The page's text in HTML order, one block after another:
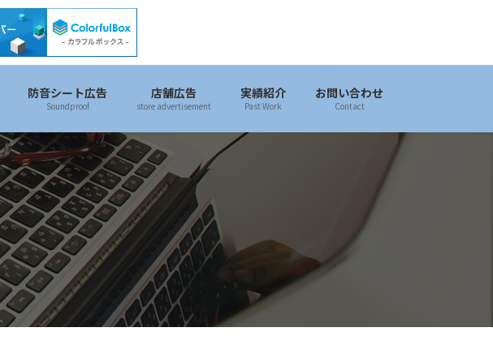
防音シート広告
Soundproof
店舗広告
store advertisement
実績紹介
Past Work
お問い合わせ
Contact